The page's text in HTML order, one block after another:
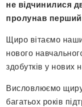
не відчинилися
пролунав перший
Щиро вітаємо
нового
здобутків у нових
Висловлюємо щиру
багатьох років